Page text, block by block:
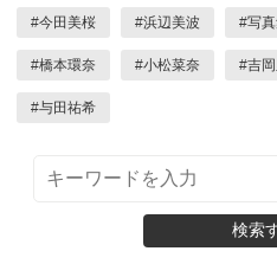
#今田美桜 #浜辺美波 #写
#橋本環奈 #小松菜奈 #吉
#与田祐希
検索